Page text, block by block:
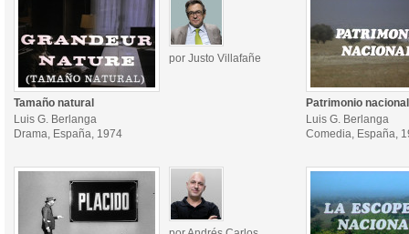
por Justo Villafañe
Tamaño natural
Luis G. Berlanga
Drama, España, 1974
Patrimonio nacional
Luis G. Berlanga
Comedia, España,